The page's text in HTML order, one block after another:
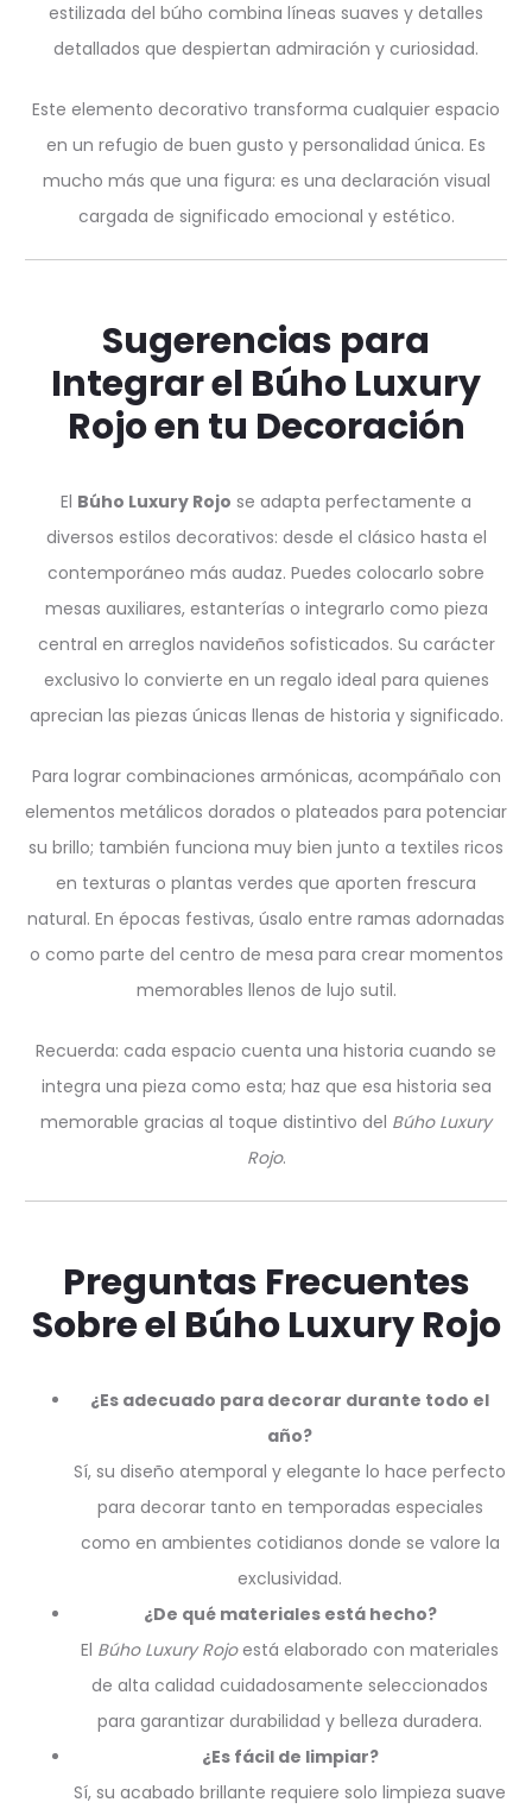
estilizada del búho combina líneas suaves y detalles
detallados que despiertan admiración y curiosidad.
Este elemento decorativo transforma cualquier espacio
en un refugio de buen gusto y personalidad única. Es
mucho más que una figura: es una declaración visual
cargada de significado emocional y estético.
Sugerencias para
Integrar el Búho Luxury
Rojo en tu Decoración
El Búho Luxury Rojo se adapta perfectamente a
diversos estilos decorativos: desde el clásico hasta el
contemporáneo más audaz. Puedes colocarlo sobre
mesas auxiliares, estanterías o integrarlo como pieza
central en arreglos navideños sofisticados. Su carácter
exclusivo lo convierte en un regalo ideal para quienes
aprecian las piezas únicas llenas de historia y significado.
Para lograr combinaciones armónicas, acompáñalo con
elementos metálicos dorados o plateados para potenciar
su brillo; también funciona muy bien junto a textiles ricos
en texturas o plantas verdes que aporten frescura
natural. En épocas festivas, úsalo entre ramas adornadas
o como parte del centro de mesa para crear momentos
memorables llenos de lujo sutil.
Recuerda: cada espacio cuenta una historia cuando se
integra una pieza como esta; haz que esa historia sea
memorable gracias al toque distintivo del Búho Luxury
Rojo.
Preguntas Frecuentes
Sobre el Búho Luxury Rojo
¿Es adecuado para decorar durante todo el
año?
Sí, su diseño atemporal y elegante lo hace perfecto
para decorar tanto en temporadas especiales
como en ambientes cotidianos donde se valore la
exclusividad.
¿De qué materiales está hecho?
El Búho Luxury Rojoestá elaborado con materiales
de alta calidad cuidadosamente seleccionados
para garantizar durabilidad y belleza duradera.
¿Es fácil de limpiar?
Sí, su acabado brillante requiere solo limpieza suave